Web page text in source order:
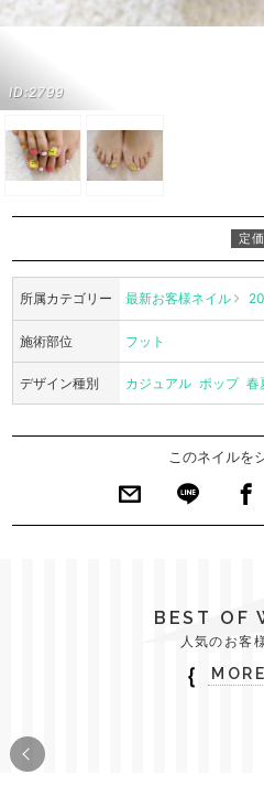
ID:2799
定価
所属カテゴリー 最新お客様ネイル
施術部位 フット
デザイン種別 カジュアル ポップ 春
このネイルを
BEST OF
人気のお客
｛ MORE